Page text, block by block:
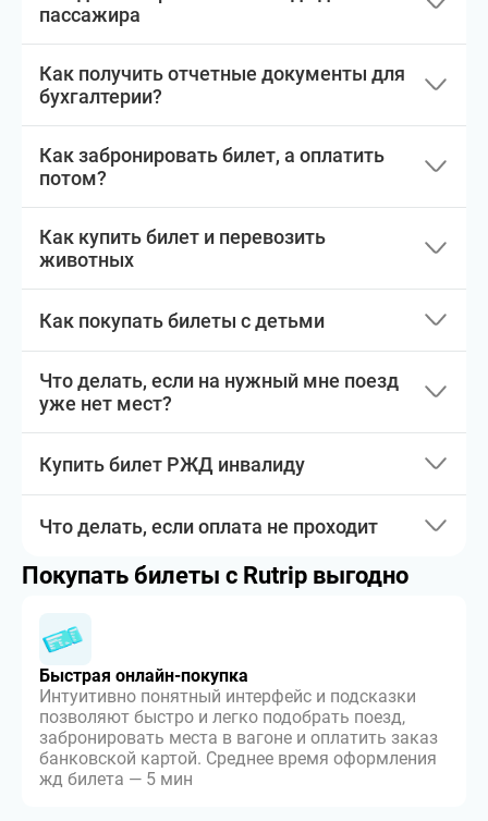
пассажира
Как получить отчетные документы для
бухгалтерии?
Как забронировать билет, а оплатить
потом?
Как купить билет и перевозить
животных
Как покупать билеты с детьми
Что делать, если на нужный мне поезд
уже нет мест?
Купить билет РЖД инвалиду
Что делать, если оплата не проходит
Покупать билеты с Rutrip выгодно
Быстрая онлайн-покупка
Интуитивно понятный интерфейс и подсказки
позволяют быстро и легко подобрать поезд,
забронировать места в вагоне и оплатить заказ
банковской картой. Среднее время оформления
жд билета — 5 мин